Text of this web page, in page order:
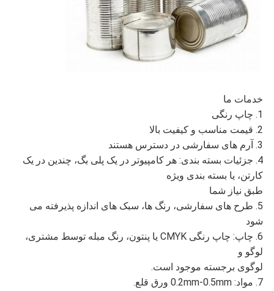
خدمات ما
1. چاپ رنگی
2. قیمت مناسب و کیفیت بالا
3. آرم های سفارشی در دسترس هستند
4. جزئیات بسته بندی: هر کامپیوتر در یک پلی بگ، چندین در یک
کارتن، یا بسته بندی ویژه
طبق نیاز شما
5. طرح های سفارشی، رنگ ها، سبک های اندازه پذیرفته می
شود
6. چاپ: چاپ رنگی CMYK یا پنتون، رنگ مبله توسط مشتری،
لوگو و
لوگوی برجسته موجود است.
7. مواد: 0.2mm-0.5mm ورق قلع.